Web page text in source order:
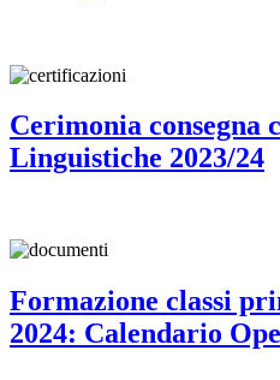
Cerimonia consegna
Linguistiche 2023/24
Formazione classi
2024: Calendario